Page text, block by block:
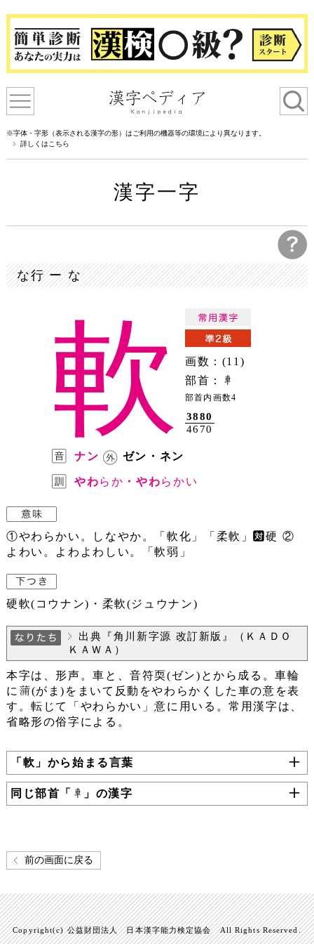
※字体・字形（表示される漢字の形）はご利用の機器等の環境により異なります。
詳しくはこちら
漢字一字
な行 ー な
軟
画数：(11)
部首：
部首内画数4
3880
4670
ナン
ゼン・ネン
やわらか ・やわらかい
①やわらかい。しなやか。「軟化」「柔軟」
硬 ②
よわい。よわよわしい。「軟弱」
硬軟(コウナン)・柔軟(ジュウナン)
出典『角川新字源 改訂新版』（ＫＡＤＯ
ＫＡＷＡ）
本字は、形声。車と、音符耎(ゼン)とから成る。車輪
に
(がま)をまいて反動をやわらかくした車の意を表
す。転じて「やわらかい」意に用いる。常用漢字は、
省略形の俗字による。
「軟」から始まる言葉
同じ部首「 」の漢字
前の画面に戻る
Copyright(c) 公益財団法人 日本漢字能力検定協会 All Rights Reserved.